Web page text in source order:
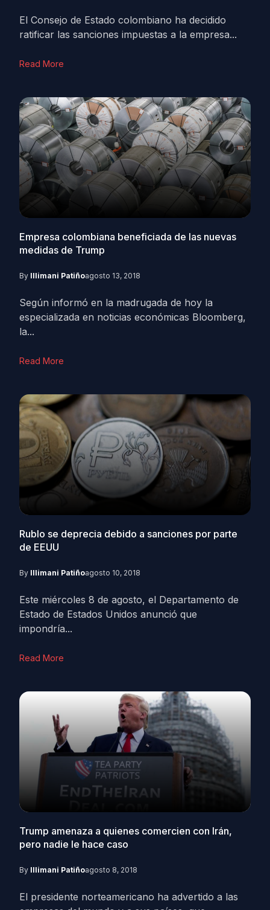
El Consejo de Estado colombiano ha decidido
ratificar las sanciones impuestas a la empresa...
Read More
Empresa colombiana beneficiada de las nuevas
medidas de Trump
By Illimani Patiñoagosto 13, 2018
Según informó en la madrugada de hoy la
especializada en noticias económicas Bloomberg,
la...
Read More
Rublo se deprecia debido a sanciones por parte
de EEUU
By Illimani Patiñoagosto 10, 2018
Este miércoles 8 de agosto, el Departamento de
Estado de Estados Unidos anunció que
impondría...
Read More
Trump amenaza a quienes comercien con Irán,
pero nadie le hace caso
By Illimani Patiñoagosto 8, 2018
El presidente norteamericano ha advertido a las